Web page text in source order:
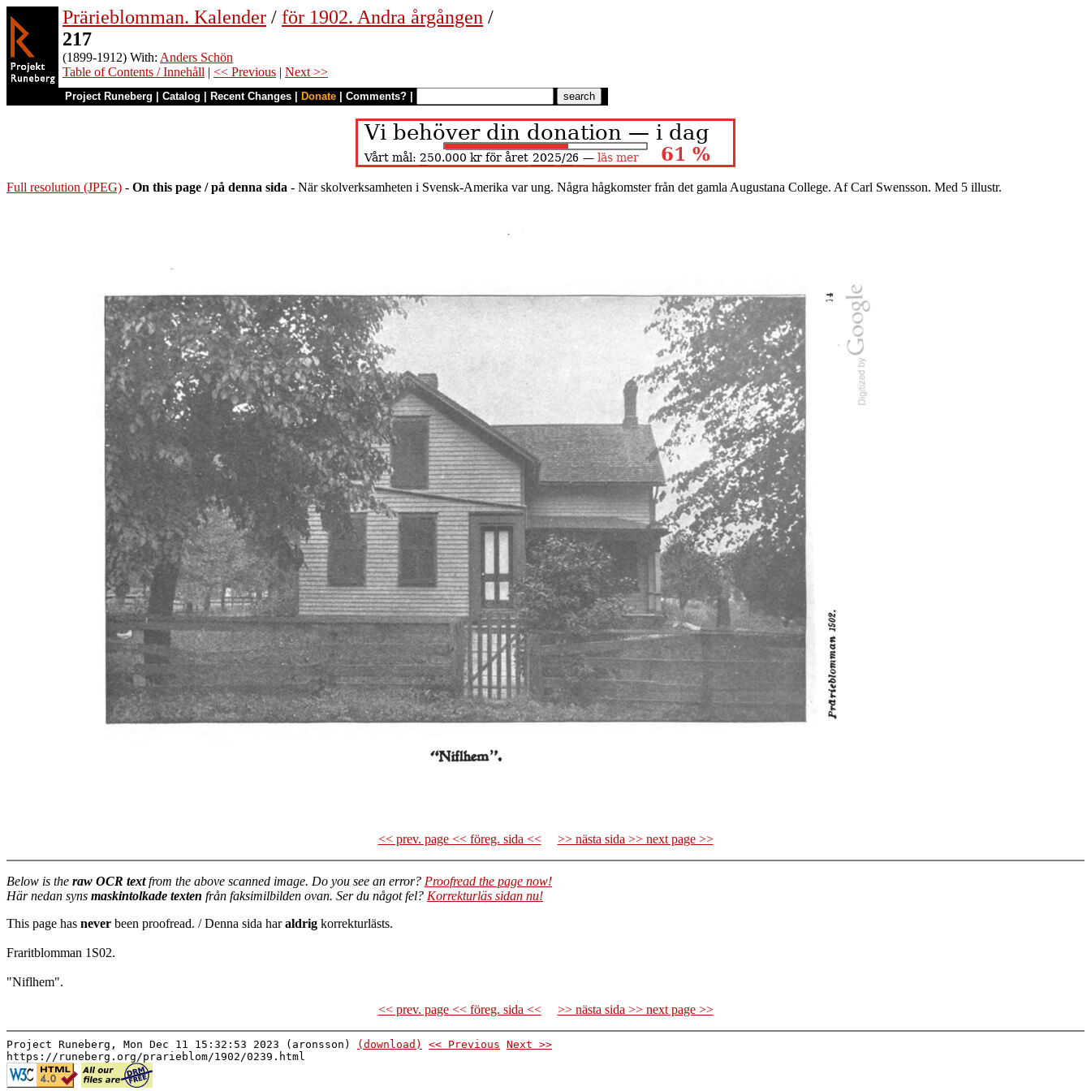
Prärieblomman. Kalender / för 1902. Andra årgången /
217
(1899-1912) With: Anders Schön
Table of Contents / Innehåll | << Previous | Next >>
Project Runeberg Catalog Recent Changes Donate Comments?
Full resolution (JPEG) - On this page / på denna sida - När skolverksamheten i Svensk-Amerika var ung. Några hågkomster från det gamla Augustana College. Af Carl Swensson. Med 5 illustr.
<< prev. page << föreg. sida << >> nästa sida >> next page >>
Below is the raw OCR textfrom the above scanned image. Do you see an error? Proofread the page now!
Här nedan syns maskintolkade texten från faksimilbilden ovan. Ser du något fel? Korrekturläs sidan nu!
This page has never been proofread. / Denna sida haraldrig korrekturlästs.
Fraritblomman 1S02.
"Niflhem".
<< prev. page << föreg. sida <<
>> nästa sida >> next page >>
Project Runeberg, Mon Dec 11 15:32:53 2023 (aronsson) (download) << Previous Next >>
https://runeberg.org/prarieblom/1902/0239.html